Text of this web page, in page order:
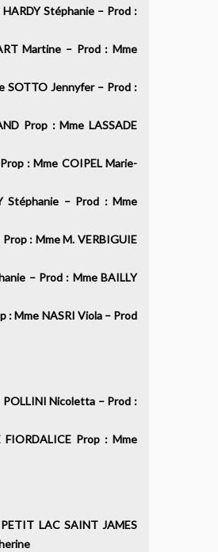
Stéphanie – Prod :
Martine – Prod : Mme
SOTTO Jennyfer – Prod :
Prop : Mme LASSADE
: Mme COIPEL Marie-
Stéphanie – Prod : Mme
Prop : Mme M. VERBIGUIE
– Prod : Mme BAILLY
: Mme NASRI Viola – Prod
POLLINI Nicoletta – Prod :
FIORDALICE Prop : Mme
LAC SAINT JAMES